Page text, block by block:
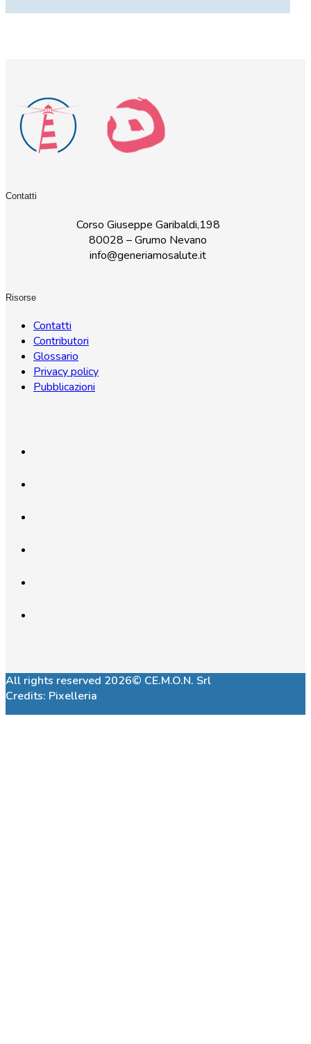
Contatti
Corso Giuseppe Garibaldi,198
80028 – Grumo Nevano
info@generiamosalute.it
Risorse
Contatti
Contributori
Glossario
Privacy policy
Pubblicazioni
All rights reserved 2026© CE.M.O.N. Srl
Credits: Pixelleria